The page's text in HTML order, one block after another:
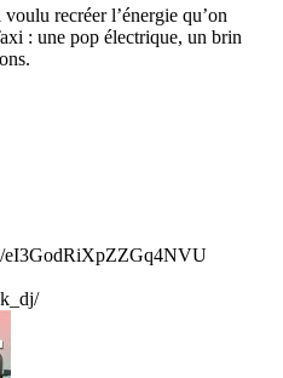
recréer l’énergie qu’on
: une pop électrique, un brin
eI3GodRiXpZZGq4NVU